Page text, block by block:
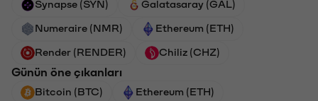
Synapse (SYN) Galatasaray (GAL)
Numeraire (NMR) Ethereum (ETH)
Render (RENDER) Chiliz (CHZ)
Günün öne çıkanları
Bitcoin (BTC) Ethereum (ETH)